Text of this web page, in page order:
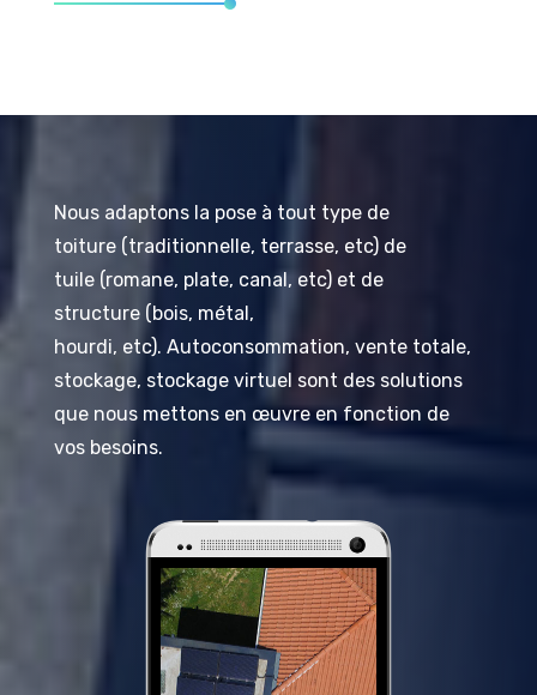
Nous adaptons la pose à tout type de
toiture (traditionnelle, terrasse, etc)de
tuile (romane, plate, canal, etc)et de
structure (bois, métal,
hourdi, etc). Autoconsommation, vente totale,
stockage, stockage virtuel sont des solutions
que nous mettons en œuvre en fonction de
vos besoins.